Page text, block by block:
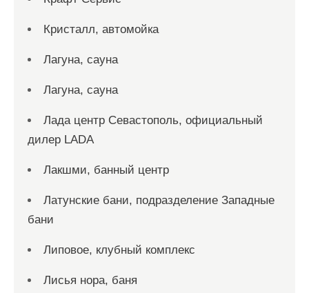
Кристалл, автомойка
Лагуна, сауна
Лагуна, сауна
Лада центр Севастополь, официальный
дилер LADA
Лакшми, банный центр
Латунские бани, подразделение Западные
бани
Липовое, клубный комплекс
Лисья нора, баня